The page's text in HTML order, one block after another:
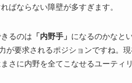
ばならない障壁が多すぎます。
るのは 「内野手」 になるのかなと
が要求されるポジションですね。
さに内野を全てこなせるユーティ